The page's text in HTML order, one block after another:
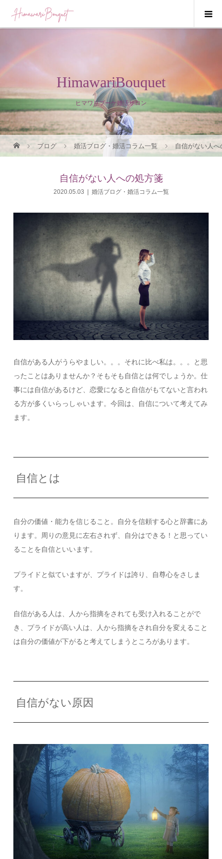
HimawariBouquet
ヒマワリブーケ婚活サロン
ブログ 婚活ブログ・婚活コラム一覧 自信がない人へ
自信がない人への処方箋
2020.05.03 婚活ブログ・婚活コラム一覧
自信がある人がうらやましい。。。それに比べ私は。。。と思
ったことはありませんか？そもそも自信とは何でしょうか。仕
事には自信があるけど、恋愛になると自信がもてないと言われ
る方が多くいらっしゃいます。今回は、自信について考えてみ
ます。
自信とは
自分の価値・能力を信じること。自分を信頼する心と辞書にあ
ります。周りの意見に左右されず、自分はできる！と思ってい
ることを自信といいます。
プライドと似ていますが、プライドは誇り、自尊心をさしま
す。
自信がある人は、人から指摘をされても受け入れることがで
き、プライドが高い人は、人から指摘をされ自分を変えること
は自分の価値が下がると考えてしまうところがあります。
自信がない原因